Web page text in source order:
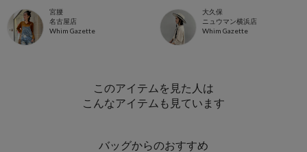
宮腰
名古屋店
Whim Gazette
大久保
ニュウマン横浜店
Whim Gazette
このアイテムを見た人は
こんなアイテムも見ています
バッグからのおすすめ